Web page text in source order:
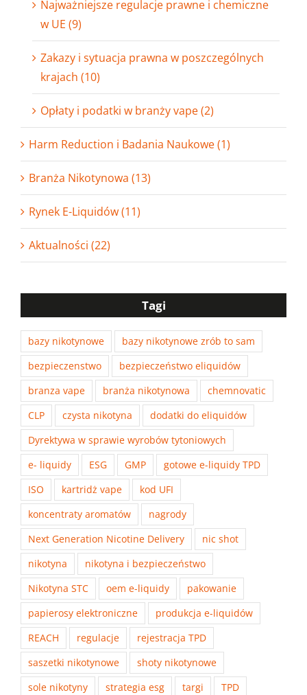
Najważniejsze regulacje prawne i chemiczne
w UE (9)
Zakazy i sytuacja prawna w poszczególnych
krajach (10)
Opłaty i podatki w branży vape (2)
Harm Reduction i Badania Naukowe (1)
Branża Nikotynowa (13)
Rynek E-Liquidów (11)
Aktualności (22)
Tagi
bazy nikotynowe
bazy nikotynowe zrób to sam
bezpieczenstwo
bezpieczeństwo eliquidów
branza vape
branża nikotynowa
chemnovatic
CLP
czysta nikotyna
dodatki do eliquidów
Dyrektywa w sprawie wyrobów tytoniowych
e- liquidy
ESG GMP
gotowe e-liquidy TPD
ISO
kartridż vape
kod UFI
koncentraty aromatów
nagrody
Next Generation Nicotine Delivery
nic shot
nikotyna
nikotyna i bezpieczeństwo
Nikotyna STC
oem e-liquidy
pakowanie
papierosy elektroniczne
produkcja e-liquidów
REACH
regulacje
rejestracja TPD
saszetki nikotynowe
shoty nikotynowe
sole nikotyny
strategia esg targi
TPD